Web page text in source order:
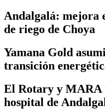
Andalgalá: mejora
de riego de Choya
Yamana Gold
transición
El Rotary y MARA
hospital de